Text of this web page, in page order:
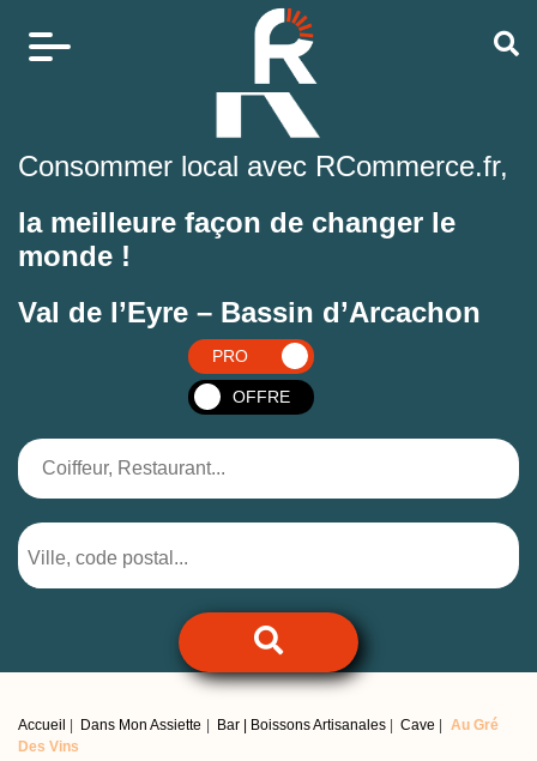
Consommer local avec RCommerce.fr,
la meilleure façon de changer le
monde !
Val de l’Eyre – Bassin d’Arcachon
PRO
OFFRE
Accueil Dans Mon Assiette Bar | Boissons Artisanales Cave
Au Gré
Des Vins